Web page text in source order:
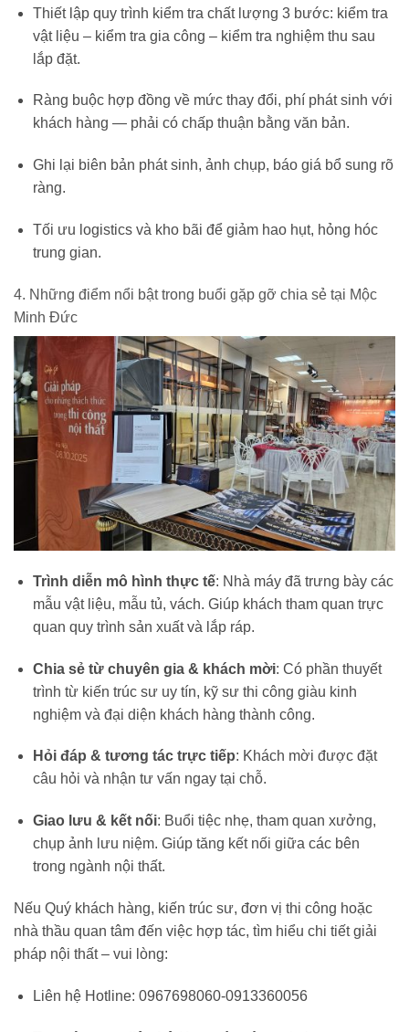
Thiết lập quy trình kiểm tra chất lượng 3 bước: kiểm tra
vật liệu – kiểm tra gia công – kiểm tra nghiệm thu sau
lắp đặt.
Ràng buộc hợp đồng về mức thay đổi, phí phát sinh với
khách hàng — phải có chấp thuận bằng văn bản.
Ghi lại biên bản phát sinh, ảnh chụp, báo giá bổ sung rõ
ràng.
Tối ưu logistics và kho bãi để giảm hao hụt, hỏng hóc
trung gian.
4. Những điểm nổi bật trong buổi gặp gỡ chia sẻ tại Mộc
Minh Đức
Trình diễn mô hình thực tế: Nhà máy đã trưng bày các
mẫu vật liệu, mẫu tủ, vách. Giúp khách tham quan trực
quan quy trình sản xuất và lắp ráp.
Chia sẻ từ chuyên gia & khách mời: Có phần thuyết
trình từ kiến trúc sư uy tín, kỹ sư thi công giàu kinh
nghiệm và đại diện khách hàng thành công.
Hỏi đáp & tương tác trực tiếp: Khách mời được đặt
câu hỏi và nhận tư vấn ngay tại chỗ.
Giao lưu & kết nối: Buổi tiệc nhẹ, tham quan xưởng,
chụp ảnh lưu niệm. Giúp tăng kết nối giữa các bên
trong ngành nội thất.
Nếu Quý khách hàng, kiến trúc sư, đơn vị thi công hoặc
nhà thầu quan tâm đến việc hợp tác, tìm hiểu chi tiết giải
pháp nội thất – vui lòng:
Liên hệ Hotline: 0967698060-0913360056